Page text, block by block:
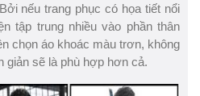
nếu trang phục có họa tiết nổi
tập trung nhiều vào phần thân
chọn áo khoác màu trơn, không
giản sẽ là phù hợp hơn cả.